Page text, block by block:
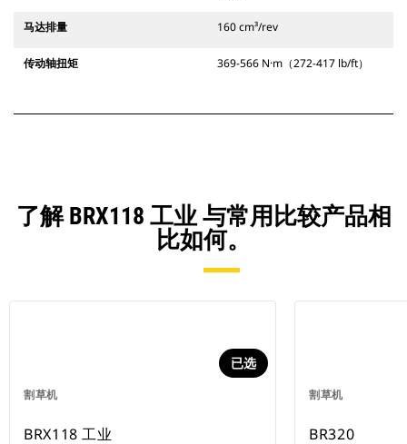
马达排量 160 cm³/rev
传动轴扭矩 369-566 N·m（272-417 lb/ft）
了解 BRX118 工业 与常用比较产品相
比如何。
割草机
已选
BRX118 工业
割草机
BR320